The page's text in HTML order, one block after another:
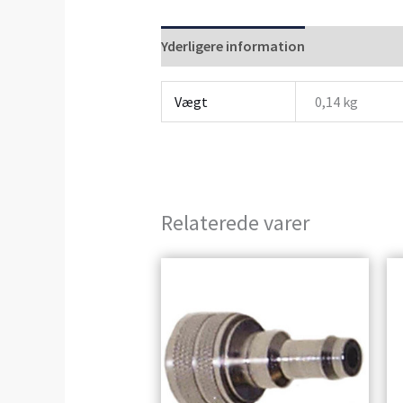
Yderligere information
Vægt 0,14 kg
Relaterede varer